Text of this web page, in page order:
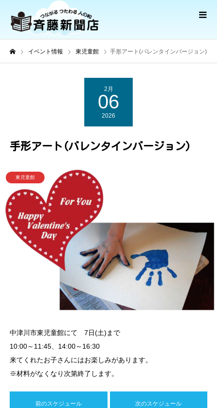
イベント情報 東児童館 手形アート(バレンタインバージョン)
2月
06
2026
手形アート(バレンタインバージョン)
東児童館
中津川市東児童館にて 7日(土)まで
10:00～11:45、14:00～16:30
来てくれたお子さんにはお楽しみがあります。
※材料がなくなり次第終了します。
前のスケジュール 次のスケジュール